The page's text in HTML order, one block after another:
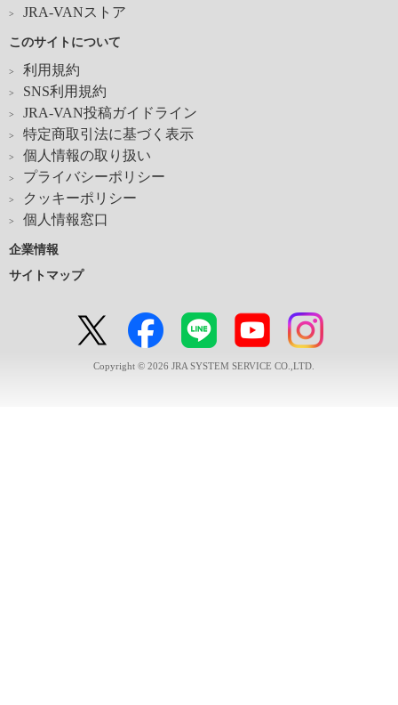
JRA-VANストア
このサイトについて
利用規約
SNS利用規約
JRA-VAN投稿ガイドライン
特定商取引法に基づく表示
個人情報の取り扱い
プライバシーポリシー
クッキーポリシー
個人情報窓口
企業情報
サイトマップ
Copyright © 2026 JRA SYSTEM SERVICE CO.,LTD.